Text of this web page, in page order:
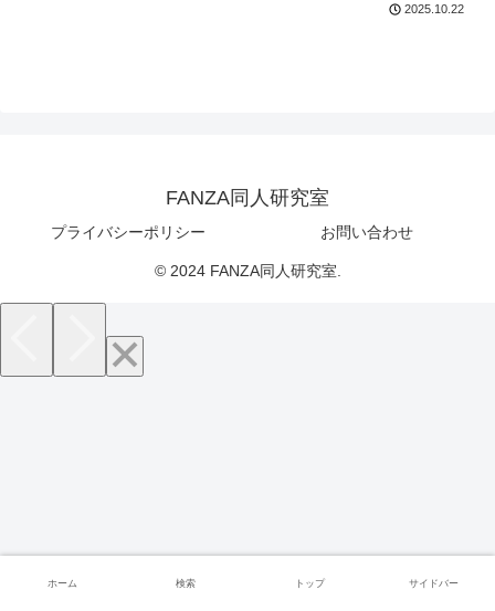
2025.10.22
FANZA同人研究室
プライバシーポリシー お問い合わせ
© 2024 FANZA同人研究室.
ホーム 検索 トップ サイドバー